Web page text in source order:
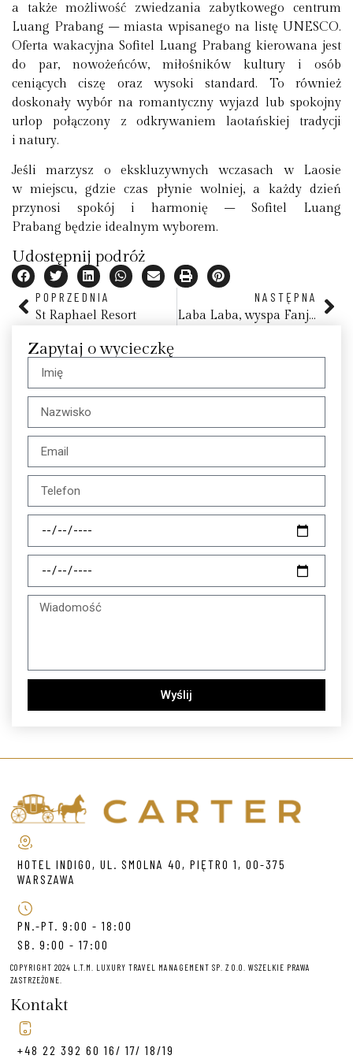
a także możliwość zwiedzania zabytkowego centrum
Luang Prabang – miasta wpisanego na listę UNESCO.
Oferta wakacyjna Sofitel Luang Prabang kierowana jest
do par, nowożeńców, miłośników kultury i osób
ceniących ciszę oraz wysoki standard. To również
doskonały wybór na romantyczny wyjazd lub spokojny
urlop połączony z odkrywaniem laotańskiej tradycji
i natury.
Jeśli marzysz o ekskluzywnych wczasach w Laosie
w miejscu, gdzie czas płynie wolniej, a każdy dzień
przynosi spokój i harmonię – Sofitel Luang
Prabang będzie idealnym wyborem.
Udostępnij podróż
POPRZEDNIA
St Raphael Resort
NASTĘPNA
Laba Laba, wyspa Fanjove, Tanzania
Zapytaj o wycieczkę
Wyślij
HOTEL INDIGO, UL. SMOLNA 40, PIĘTRO 1, 00-375
WARSZAWA
PN.-PT. 9:00 - 18:00
SB. 9:00 - 17:00
COPYRIGHT 2024 L.T.M. LUXURY TRAVEL MANAGEMENT SP. Z O.O. WSZELKIE PRAWA
ZASTRZEŻONE.
Kontakt
+48 22 392 60 16/ 17/ 18/19